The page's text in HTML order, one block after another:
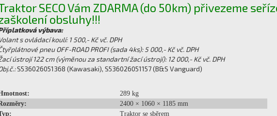
SECO Vám ZDARMA (do 50km) přivezeme
obsluhy!!!
výbava:
s ovládací koulí: 1 500,- Kč vč. DPH
pneu OFF-ROAD PROFI (sada 4ks): 5 000,- Kč vč. DPH
ústrojí 122 cm (výměnou za standartní žací ústrojí): 12 000,- Kč vč. DPH
S536026051368 (Kawasaki), S536026051157 (B&S Vanguard)
289 kg
2400 × 1060 × 1185 mm
Traktor se sběrem